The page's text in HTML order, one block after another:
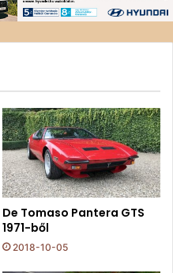
De Tomaso Pantera GTS
1971-ből
2018-10-05